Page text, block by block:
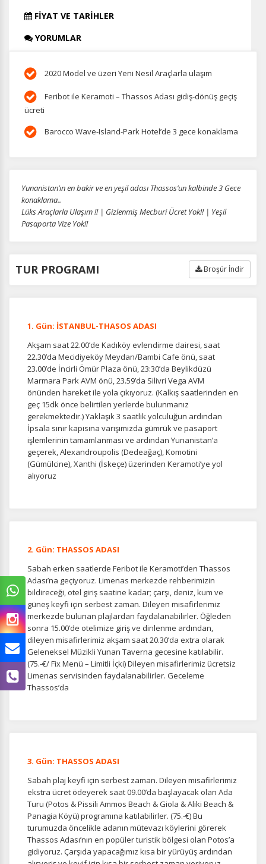
ÇEREZ KULLANIM AYARLARINIZ
Çerez tercihlerinizibelirleyin.
Daha fazla bilgi içinKVKK bilgilendirmemizi,çerez kullanımve
gizlilik koşullarınıinceleyebilirsiniz.
FİYAT VE TARİHLER
YORUMLAR
2020 Model ve üzeri Yeni Nesil Araçlarla ulaşım
Feribot ile Keramoti – Thassos Adası gidiş-dönüş geçiş
ücreti
Barocco Wave-Island-Park Hotel’de 3 gece konaklama
Yunanistan’ın en bakir ve en yeşil adası Thassos’un kalbinde 3 Gece
konaklama..
Lüks Araçlarla Ulaşım !! | Gizlenmiş Mecburi Ücret Yok!! | Yeşil
Pasaporta Vize Yok!!
TUR PROGRAMI Broşür İndir
1. Gün: İSTANBUL-THASOS ADASI
Akşam saat 22.00’de Kadıköy evlendirme dairesi, saat
22.30’da Mecidiyeköy Meydan/Bambi Cafe önü, saat
23.00’de İncirli Ömür Plaza önü, 23:30’da Beylikdüzü
Marmara Park AVM önü, 23.59’da Silivri Vega AVM
önünden hareket ile yola çıkıyoruz. (Kalkış saatlerinden en
geç 15dk önce belirtilen yerlerde bulunmanız
gerekmektedir.) Yaklaşık 3 saatlik yolculuğun ardından
İpsala sınır kapısına varışımızda gümrük ve pasaport
işlemlerinin tamamlanması ve ardından Yunanistan’a
geçerek, Alexandroupolis (Dedeağaç), Komotini
(Gümülcine), Xanthi (İskeçe) üzerinden Keramoti’ye yol
alıyoruz
2. Gün: THASSOS ADASI
Sabah erken saatlerde Feribot ile Keramoti’den Thassos
Adası’na geçiyoruz. Limenas merkezde rehberimizin
bildireceği, otel giriş saatine kadar; çarşı, deniz, kum ve
güneş keyfi için serbest zaman. Dileyen misafirlerimiz
merkezde bulunan plajlardan faydalanabilirler. Öğleden
sonra 15.00’de otelimize giriş ve dinlenme ardından,
dileyen misafirlerimiz akşam saat 20.30’da extra olarak
Geleneksel Müzikli Yunan Taverna gecesine katılabilir.
(75.-€/ Fix Menü – Limitli İçki) Dileyen misafirlerimiz ücretsiz
Limenas servisinden faydalanabilirler. Geceleme
Thassos’da
3. Gün: THASSOS ADASI
Sabah plaj keyfi için serbest zaman. Dileyen misafirlerimiz
ekstra ücret ödeyerek saat 09.00’da başlayacak olan Ada
Turu (Potos & Pissili Ammos Beach & Giola & Aliki Beach &
Panagia Köyü) programına katılabilirler. (75.-€) Bu
turumuzda öncelikle adanın mütevazı köylerini görerek
Thassos Adası’nın en popüler turistik bölgesi olan Potos’a
gidiyoruz. Çarşıda yapacağımız kısa bir yürüyüş ardından